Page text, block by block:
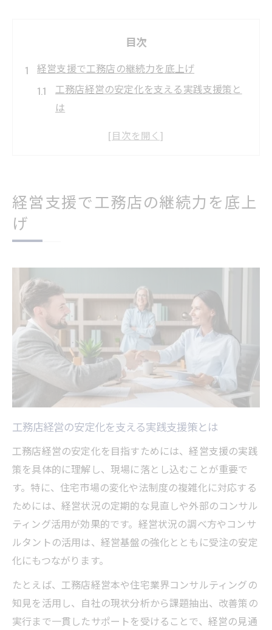
目次
経営支援で工務店の継続力を底上げ
工務店経営の安定化を支える実践支援策と
は
工務店経営の持続につながる支援活用の重
工務店経営の安定化に役立つ実践術
工務店経営の安定運営に直結する実務ノウ
ハウ
工務店経営で失敗しないための安定化戦略
工務店経営の現場改善で経営安定を目指す
工務店経営支援を活かしたリスク回避の工
夫
ク項目
利益率向上を目指す工務店経営の秘訣
工務店経営で利益率を高める実践的な工夫
工務店経営の利益最大化につながる見直し
術
工務店経営支援とコンサル導入の効果的活
用法
工務店経営の利益改善に役立つ現場の視点
工務店経営で粗利アップを実現するポイン
経営支援で工務店の継続力を底上
げ
工務店経営の安定化を支える実践支援策とは
工務店経営の安定化を目指すためには、経営支援の実践
策を具体的に理解し、現場に落とし込むことが重要で
す。特に、住宅市場の変化や法制度の複雑化に対応する
ためには、経営状況の定期的な見直しや外部のコンサル
ティング活用が効果的です。経営状況の調べ方やコンサ
ルタントの活用は、経営基盤の強化とともに受注の安定
化にもつながります。
たとえば、工務店経営本や住宅業界コンサルティングの
知見を活用し、自社の現状分析から課題抽出、改善策の
実行まで一貫したサポートを受けることで、経営の見通